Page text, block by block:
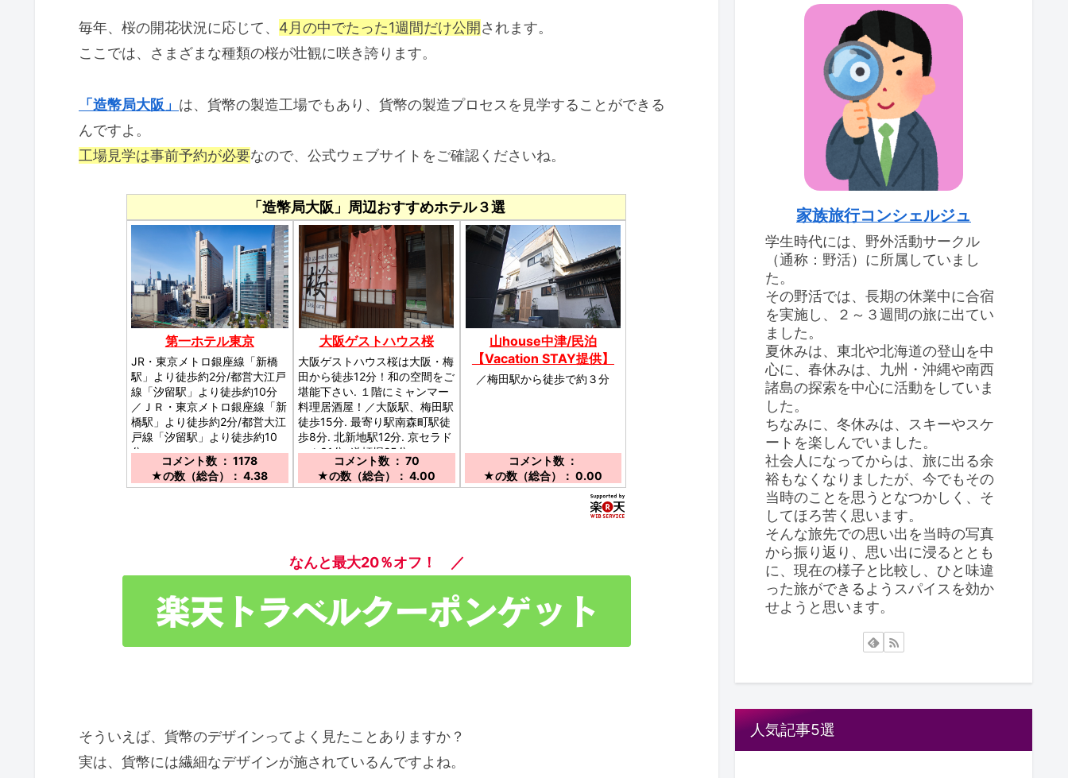
毎年、桜の開花状況に応じて、 4月の中でたった1週間だけ公開されます。
ここでは、さまざまな種類の桜が壮観に咲き誇ります。
「造幣局大阪」 は、貨幣の製造工場でもあり、貨幣の製造プロセスを見学することができる
んですよ。
工場見学は事前予約が必要なので、公式ウェブサイトをご確認くださいね。
「造幣局大阪」周辺おすすめホテル３選
第一ホテル東京
JR・東京メトロ銀座線「新橋
駅」より徒歩約2分/都営大江戸
線「汐留駅」より徒歩約10分
／ＪＲ・東京メトロ銀座線「新
橋駅」より徒歩約2分/都営大江
戸線「汐留駅」より徒歩約10
分
コメント数 ： 1178
★の数（総合）： 4.38
大阪ゲストハウス桜
大阪ゲストハウス桜は大阪・梅
田から徒歩12分！和の空間をご
堪能下さい. １階にミャンマー
料理居酒屋！／大阪駅、梅田駅
徒歩15分. 最寄り駅南森町駅徒
歩8分. 北新地駅12分. 京セラド
ーム31分. 道頓堀25分
コメント数 ： 70
★の数（総合）： 4.00
山house中津/民泊
【Vacation STAY提供】
／梅田駅から徒歩で約３分
コメント数 ：
★の数（総合）： 0.00
なんと最大20％オフ！ ／
そういえば、貨幣のデザインってよく見たことありますか？
実は、貨幣には繊細なデザインが施されているんですよね。
家族旅行コンシェルジュ
学生時代には、野外活動サークル
（通称：野活）に所属していまし
た。
その野活では、長期の休業中に合宿
を実施し、２～３週間の旅に出てい
ました。
夏休みは、東北や北海道の登山を中
心に、春休みは、九州・沖縄や南西
諸島の探索を中心に活動をしていま
した。
ちなみに、冬休みは、スキーやスケ
ートを楽しんでいました。
社会人になってからは、旅に出る余
裕もなくなりましたが、今でもその
当時のことを思うとなつかしく、そ
してほろ苦く思います。
そんな旅先での思い出を当時の写真
から振り返り、思い出に浸るととも
に、現在の様子と比較し、ひと味違
った旅ができるようスパイスを効か
せようと思います。
人気記事5選